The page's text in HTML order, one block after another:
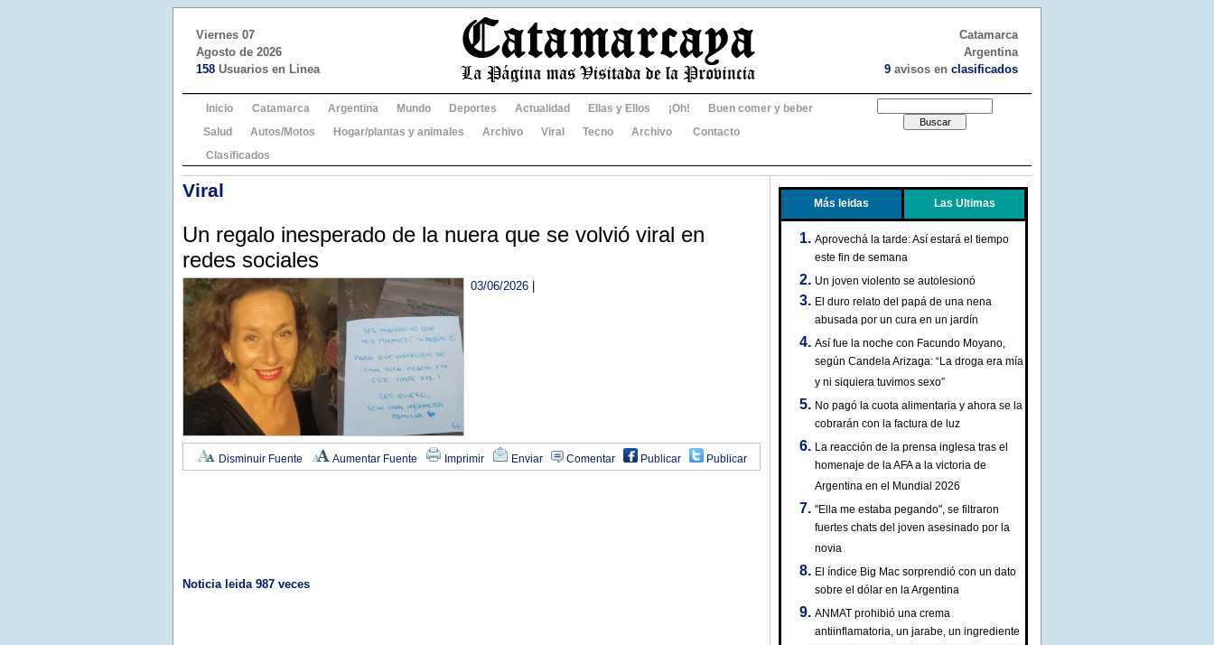
Viernes 07
Agosto de 2026
158 Usuarios en Linea
Catamarca
Argentina
9 avisos en clasificados
Inicio Catamarca Argentina Mundo Deportes Actualidad Ellas y Ellos ¡Oh!
Buen comer y beber
Salud
Autos/Motos Hogar/plantas y animales Archivo Viral Tecno Archivo
Contacto
Clasificados
Viral
Un regalo inesperado de la nuera que se volvió viral en
redes sociales
03/06/2026
Disminuir Fuente Aumentar Fuente Imprimir Enviar Comentar Publicar Publicar
Noticia leida 987 veces
Más leidas Las Ultimas
Aprovechá la tarde: Así estará el tiempo
este fin de semana
Un joven violento se autolesionó
El duro relato del papá de una nena
abusada por un cura en un jardín
Así fue la noche con Facundo Moyano,
según Candela Arizaga: “La droga era mía
y ni siquiera tuvimos sexo”
No pagó la cuota alimentaria y ahora se la
cobrarán con la factura de luz
La reacción de la prensa inglesa tras el
homenaje de la AFA a la victoria de
Argentina en el Mundial 2026
"Ella me estaba pegando", se filtraron
fuertes chats del joven asesinado por la
novia
El índice Big Mac sorprendió con un dato
sobre el dólar en la Argentina
ANMAT prohibió una crema
antiinflamatoria, un jarabe, un ingrediente